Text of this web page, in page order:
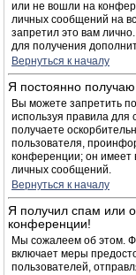
или не вошли на
личных сообщений на
запретил это вам
для получения
Вернуться к началу
Я постоянно
Вы можете запретить
используя правила
получаете
пользователя,
конференции; он имеет
личных сообщений.
Вернуться к началу
Я получил спам или
конференции!
Мы сожалеем об этом.
включает меры
пользователей,